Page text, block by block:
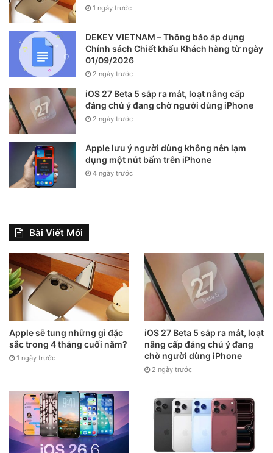
1 ngày trước
DEKEY VIETNAM – Thông báo áp dụng
Chính sách Chiết khấu Khách hàng từ ngày
01/09/2026
2 ngày trước
iOS 27 Beta 5 sắp ra mắt, loạt nâng cấp
đáng chú ý đang chờ người dùng iPhone
2 ngày trước
Apple lưu ý người dùng không nên lạm
dụng một nút bấm trên iPhone
4 ngày trước
Bài Viết Mới
Apple sẽ tung những gì đặc
sắc trong 4 tháng cuối năm?
1 ngày trước
iOS 27 Beta 5 sắp ra mắt, loạt
nâng cấp đáng chú ý đang
chờ người dùng iPhone
2 ngày trước